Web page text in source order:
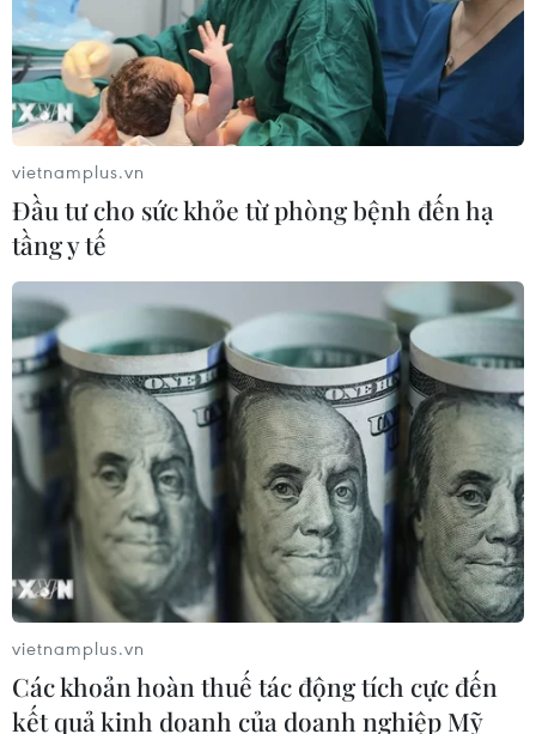
Nghệ nhân Đặng Văn Hậu
thổi sức sống mới cho nghệ thuật tò
he truyền thống
07/08/2026 03:19
Sập công trình tại Cuba khiến 2
người tử vong
07/08/2026 01:48
Syria: Nổ xe buýt gần thủ đô
Damascus khiến 2 người chết và 13
người bị thương
07/08/2026 00:50
Ớt nhập khẩu từ Mexico khiến hàng
trăm người tiêu dùng Mỹ nhiễm
khuẩn Salmonella
07/08/2026 00:43
Bánh xèo tôm nhảy - món ăn phải
vietnamplus.vn
Đầu tư cho sức khỏe từ phòng bệnh đến hạ
tầng y tế
vietnamplus.vn
Các khoản hoàn thuế tác động tích cực đến
kết quả kinh doanh của doanh nghiệp Mỹ